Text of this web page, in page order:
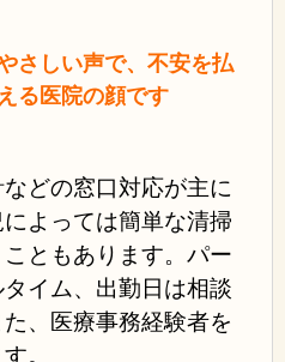
さしい声で、不安を払
る医院の顔です
どの窓口対応が主に
よっては簡単な清掃
ともあります。パー
タイム、出勤日は相談
、医療事務経験者を
。